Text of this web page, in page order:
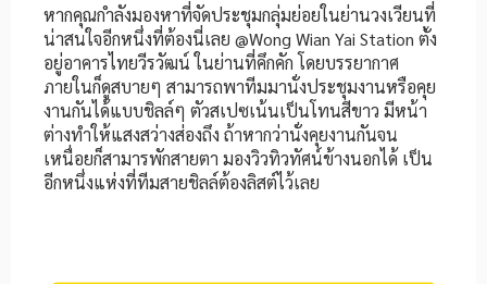
หากคุณกำลังมองหาที่จัดประชุมกลุ่มย่อยในย่านวงเวียนที่
น่าสนใจอีกหนึ่งที่ต้องนี่เลย @Wong Wian Yai Station ตั้ง
อยู่อาคารไทยวีรวัฒน์ ในย่านที่คึกคัก โดยบรรยากาศ
ภายในก็ดูสบายๆ สามารถพาทีมมานั่งประชุมงานหรือคุย
งานกันได้แบบชิลล์ๆ ตัวสเปซเน้นเป็นโทนสีขาว มีหน้า
ต่างทำให้แสงสว่างส่องถึง ถ้าหากว่านั่งคุยงานกันจน
เหนื่อยก็สามารพักสายตา มองวิวทิวทัศน์ข้างนอกได้ เป็น
อีกหนึ่งแห่งที่ทีมสายชิลล์ต้องลิสต์ไว้เลย